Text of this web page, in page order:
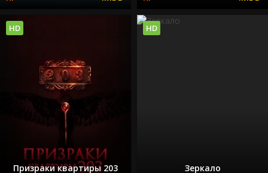
Призраки квартиры 203
HD
Зеркало
HD